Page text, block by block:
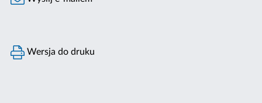
Wersja do druku